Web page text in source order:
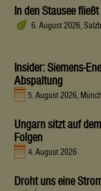
In den Stausee
6. August 2026,
Insider: Siemens-
Abspaltung
5. August 2026,
Ungarn sitzt auf
Folgen
4. August 2026
Droht uns eine